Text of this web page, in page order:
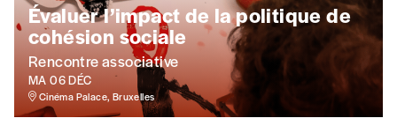
Offre découverte
Vous souhaitez découvrir Imag? Nous vous
offrons les deux derniers numéros publiés.
Évaluer l’impact de la politique de
cohésion sociale
Rencontre associative
MA 06 DÉC
Cinéma Palace, Bruxelles